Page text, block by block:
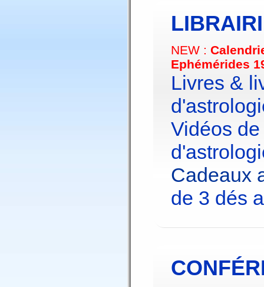
NEW :
Ephémérides
Livres &
Vidéos
Cadeaux
de 3 dés